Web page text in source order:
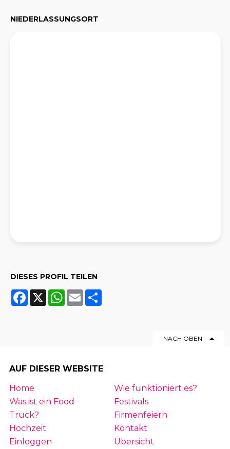
NIEDERLASSUNGSORT
DIESES PROFIL TEILEN
Facebook
X WhatsApp
Email
NACH OBEN
AUF DIESER WEBSITE
Home
Wie funktioniert es?
Was ist ein Food
Truck?
Festivals
Firmenfeiern
Hochzeit
Kontakt
Einloggen
Übersicht